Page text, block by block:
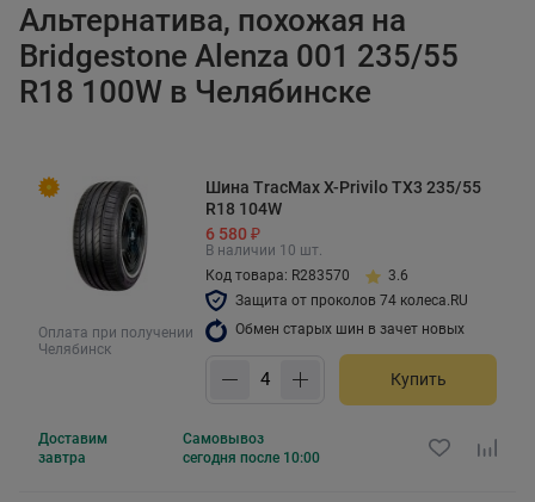
Альтернатива, похожая на
Bridgestone Alenza 001 235/55
R18 100W в Челябинске
Оплата при получении
Челябинск
Шина TracMax X-Privilo TX3 235/55
R18 104W
6 580 ₽
В наличии 10 шт.
Код товара: R283570
3.6
Защита от проколов 74 колеса.RU
Обмен старых шин в зачет новых
Купить
Доставим
завтра
Самовывоз
сегодня после 10:00